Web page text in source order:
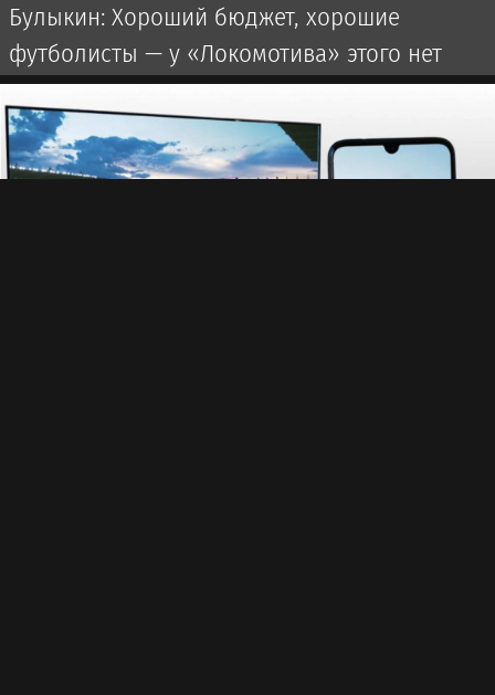
Булыкин: Хороший бюджет, хорошие
футболисты — у «Локомотива» этого нет